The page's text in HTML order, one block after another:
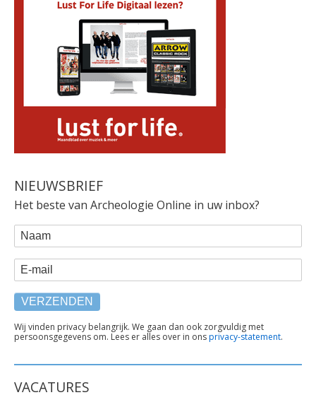
NIEUWSBRIEF
Het beste van Archeologie Online in uw inbox?
WEBFORM
Naam
E-mail
TEKST
ONDER
Wij vinden privacy belangrijk. We gaan dan ook zorgvuldig met
persoonsgegevens om. Lees er alles over in onsprivacy-statement.
VACATURES